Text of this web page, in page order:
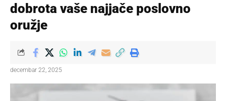
dobrota vaše najjače poslovno
oružje
decembar 22, 2025